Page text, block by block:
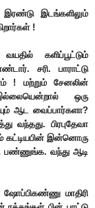
இடங்களிலும்
!
களிப்பூட்டும்
சரி. பாராட்டு
! மற்றும் சேனலின்
ஒரு
ஆட வைப்பார்களா?
வந்தது. பிரபுதேவா
கட்டியபின் இன்னொரு
பண்ணுங்க. வந்து ஆடி
ஷோப்பிகண்ணு மாதிரி